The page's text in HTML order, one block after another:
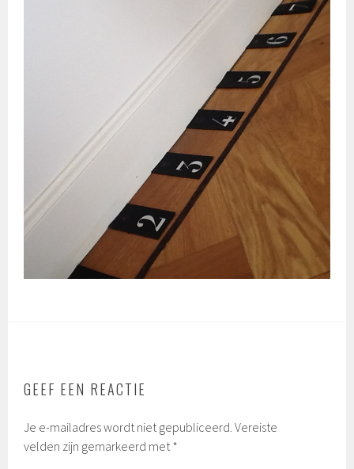
GEEF EEN REACTIE
Je e-mailadres wordt niet gepubliceerd. Vereiste
velden zijn gemarkeerd met*